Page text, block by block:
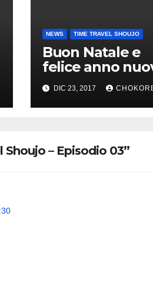
NEWS TIME TRAVEL SHOUJO
Buon Natale e
felice anno
DIC 23, 2017
Shoujo – Episodio 03”